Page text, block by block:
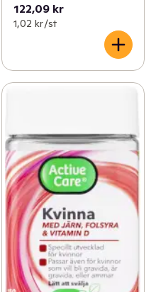
122,09 kr
1,02 kr /st